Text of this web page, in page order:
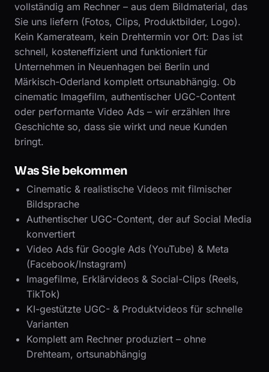
vollständig am Rechner – aus dem Bildmaterial, das
Sie uns liefern (Fotos, Clips, Produktbilder, Logo).
Kein Kamerateam, kein Drehtermin vor Ort: Das ist
schnell, kosteneffizient und funktioniert für
Unternehmen in Neuenhagen bei Berlin und
Märkisch-Oderland komplett ortsunabhängig. Ob
cinematic Imagefilm, authentischer UGC-Content
oder performante Video Ads – wir erzählen Ihre
Geschichte so, dass sie wirkt und neue Kunden
bringt.
Was Sie bekommen
Cinematic & realistische Videos mit filmischer
Bildsprache
Authentischer UGC-Content, der auf Social Media
konvertiert
Video Ads für Google Ads (YouTube) & Meta
(Facebook/Instagram)
Imagefilme, Erklärvideos & Social-Clips (Reels,
TikTok)
KI-gestützte UGC- & Produktvideos für schnelle
Varianten
Komplett am Rechner produziert – ohne
Drehteam, ortsunabhängig